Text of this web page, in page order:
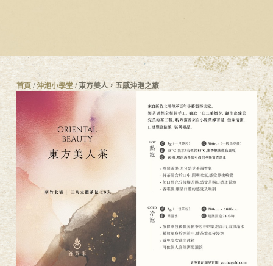
首頁/沖泡小學堂/ 東方美人，五感沖泡之旅